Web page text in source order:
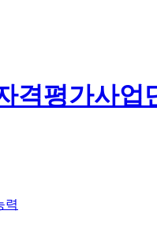
격평가사업
력